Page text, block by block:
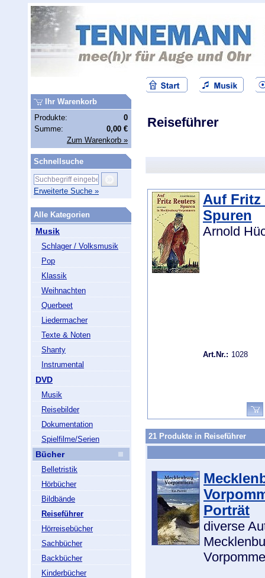
Ihr Warenkorb
Produkte:
0
Summe:
0,00 €
Zum Warenkorb »
Schnellsuche
Erweiterte Suche »
Alle Kategorien
Musik
Schlager / Volksmusik
Pop
Klassik
Weihnachten
Querbeet
Liedermacher
Texte & Noten
Shanty
Instrumental
DVD
Musik
Reisebilder
Dokumentation
Spielfilme/Serien
Bücher
Belletristik
Hörbücher
Bildbände
Reiseführer
Hörreisebücher
Sachbücher
Backbücher
Kinderbücher
Reiseführer
Auf Fritz
Spuren
Arnold
Art.Nr.: 1028
21 Produkte in Reiseführer
Porträt
diverse